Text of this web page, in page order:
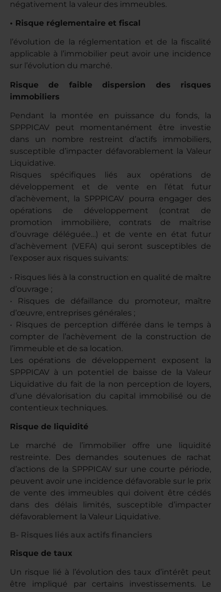
négativement la valeur des immeubles.
• Risque réglementaire et fiscal
l’évolution de la réglementation et de la fiscalité
applicable à l’immobilier peut avoir une incidence
sur l’évolution du marché.
Risque de faible dispersion des risques
immobiliers
Pendant la montée en puissance du fonds, la
SPPPICAV peut momentanément être investie
dans un nombre restreint d’actifs immobiliers,
susceptible d’impacter défavorablement la Valeur
Liquidative.
Risques spécifiques liés aux opérations de
développement et de vente en l’état futur
d’achèvement, la SPPPICAV pourra engager des
opérations de développement (contrat de
promotion immobilière, contrats de maîtrise
d’ouvrage déléguée…) et de vente en état futur
d’achèvement (VEFA) qui seront susceptibles de
l’exposer aux risques suivants:
• Risques liés à la construction en qualité de maître
d’ouvrage ;
• Risques de défaillance du promoteur, maître
d’œuvre, entreprises générales ;
• Risques de perception différée dans le temps à
compter de l’achèvement de la construction de
l’immeuble et de sa location.
Les opérations de développement exposent la
SPPPICAV à un potentiel de baisse de la Valeur
Liquidative du fait de la non perception de loyers,
d’une dévalorisation du capital immobilisé ou de
contentieux techniques.
Risque de liquidité
Le marché de l’immobilier offre une liquidité
restreinte. Des demandes soutenues de rachat
d’actions de la SPPPICAV sur une courte période,
peuvent avoir une incidence défavorable sur le prix
de vente des immeubles qui doivent être cédés
dans des délais limités, susceptible d’impacter
défavorablement la Valeur Liquidative.
B- Risques liés aux actifs financiers
Risque de taux
Un risque lié à l’évolution des taux d’intérêt peut
être impliqué par certains investissements. Le